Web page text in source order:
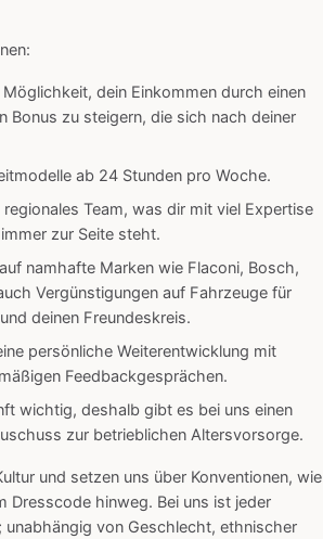
dein Einkommen durch einen
Bonus zu steigern, die sich nach deiner
ab 24 Stunden pro Woche.
Team, was dir mit viel Expertise
zur Seite steht.
namhafte Marken wie Flaconi, Bosch,
Vergünstigungen auf Fahrzeuge für
deinen Freundeskreis.
persönliche Weiterentwicklung mit
Feedbackgesprächen.
wichtig, deshalb gibt es bei uns einen
zur betrieblichen Altersvorsorge.
und setzen uns über Konventionen, wie
Dresscode hinweg. Bei uns ist jeder
unabhängig von Geschlecht, ethnischer